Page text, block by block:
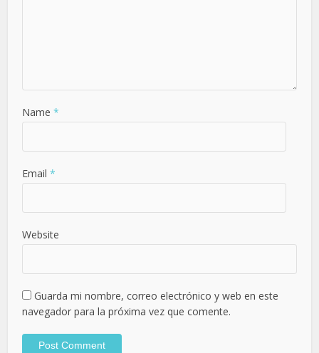
Name *
Email *
Website
Guarda mi nombre, correo electrónico y web en este
navegador para la próxima vez que comente.